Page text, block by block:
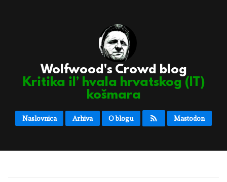
Wolfwood's Crowd blog
Kritika il’ hvala hrvatskog (IT)
košmara
Naslovnica Arhiva O blogu Mastodon